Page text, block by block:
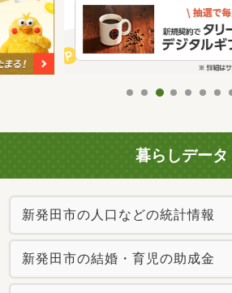
暮らしデータ
新発田市の人口などの統計情報
新発田市の結婚・育児の助成金